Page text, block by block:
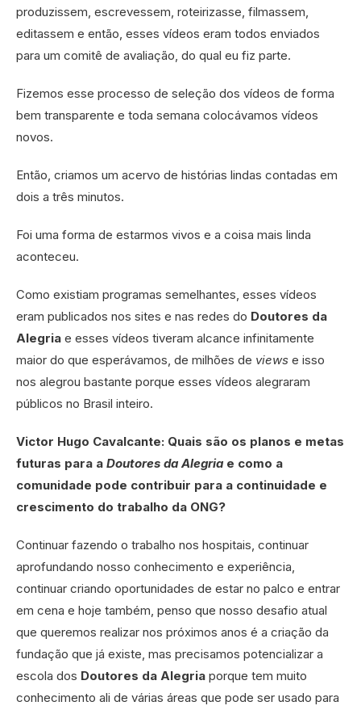
produzissem, escrevessem, roteirizasse, filmassem,
editassem e então, esses vídeos eram todos enviados
para um comitê de avaliação, do qual eu fiz parte.
Fizemos esse processo de seleção dos vídeos de forma
bem transparente e toda semana colocávamos vídeos
novos.
Então, criamos um acervo de histórias lindas contadas em
dois a três minutos.
Foi uma forma de estarmos vivos e a coisa mais linda
aconteceu.
Como existiam programas semelhantes, esses vídeos
eram publicados nos sites e nas redes do Doutores da
Alegria e esses vídeos tiveram alcance infinitamente
maior do que esperávamos, de milhões de views e isso
nos alegrou bastante porque esses vídeos alegraram
públicos no Brasil inteiro.
Victor Hugo Cavalcante: Quais são os planos e metas
futuras para a Doutores da Alegria e como a
comunidade pode contribuir para a continuidade e
crescimento do trabalho da ONG?
Continuar fazendo o trabalho nos hospitais, continuar
aprofundando nosso conhecimento e experiência,
continuar criando oportunidades de estar no palco e entrar
em cena e hoje também, penso que nosso desafio atual
que queremos realizar nos próximos anos é a criação da
fundação que já existe, mas precisamos potencializar a
escola dos Doutores da Alegria porque tem muito
conhecimento ali de várias áreas que pode ser usado para